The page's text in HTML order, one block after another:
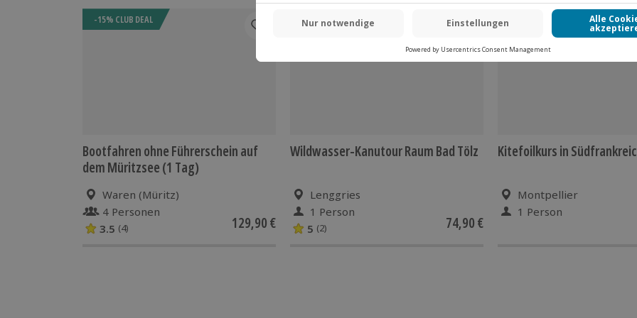
-15% CLUB DEAL
Bootfahren ohne Führerschein auf
dem Müritzsee (1 Tag)
Waren (Müritz)
4 Personen
3.5 (4) 129,90 €
Wildwasser-Kanutour Raum Bad Tölz
Lenggries
1 Person
5 (2) 74,90 €
Kitefoilkurs in
Montpellier
1 Person